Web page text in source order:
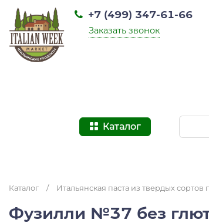
+7 (499) 347-61-66
Заказать звонок
Каталог
Каталог / Итальянская паста из твердых
Фузилли №37 без